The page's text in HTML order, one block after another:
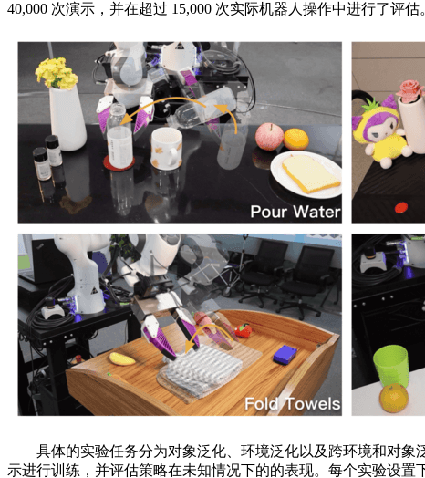
40,000 次演示，并在超过 15,000 次实际机器人操作中进行了评估
具体的实验任务分为对象泛化、环境泛化以及跨环境和对象
示进行训练，并评估策略在未知情况下的的表现。每个实验设置